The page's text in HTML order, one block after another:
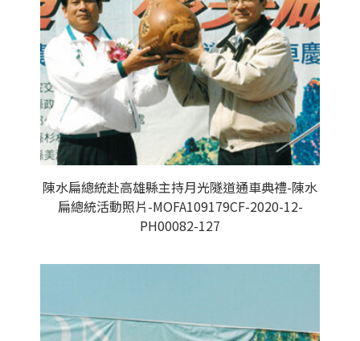
陳水扁總統赴高雄縣主持月光隧道通車典禮-陳水
扁總統活動照片-MOFA109179CF-2020-12-
PH00082-127